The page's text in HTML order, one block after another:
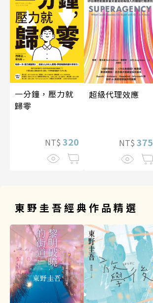
一分鐘，壓力就
歸零
NT$ 320
超級代理效應
NT$ 375
東野圭吾經典作品精選